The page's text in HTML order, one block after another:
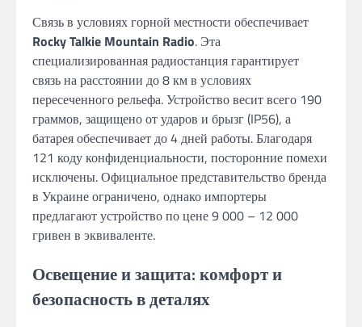
Связь в условиях горной местности обеспечивает
Rocky Talkie Mountain Radio. Эта
специализированная радиостанция гарантирует
связь на расстоянии до 8 км в условиях
пересеченного рельефа. Устройство весит всего 190
граммов, защищено от ударов и брызг (IP56), а
батарея обеспечивает до 4 дней работы. Благодаря
121 коду конфиденциальности, посторонние помехи
исключены. Официальное представительство бренда
в Украине ограничено, однако импортеры
предлагают устройство по цене 9 000 – 12 000
гривен в эквиваленте.
Освещение и защита: комфорт и
безопасность в деталях